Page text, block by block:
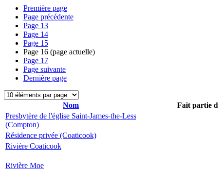
Première page
Page précédente
Page 13
Page 14
Page 15
Page 16 (page actuelle)
Page 17
Page suivante
Dernière page
Nom
Fait partie
Presbytère de l'église Saint-James-the-Less
(Compton)
Résidence privée (Coaticook)
Rivière Coaticook
Rivière Moe